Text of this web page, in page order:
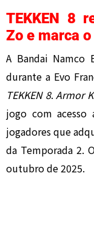
TEKKEN 8
Zo e marca
A Bandai Namco
durante a Evo
TEKKEN 8.Armor
jogo com
jogadores que
da Temporada 2.
outubro de 2025.